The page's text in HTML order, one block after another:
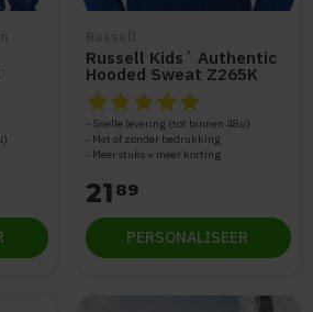
product is5 van de 5
Russell Kids´ Authentic
Hooded Sweat Z265K
De beoordeling van dit
Snelle levering (tot binnen 48u)
Met of zonder bedrukking
Meer stuks = meer korting
21 89
PERSONALISEER